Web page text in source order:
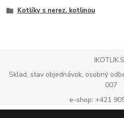
Kotlíky s nerez. kotlinou
Sklad, stav objednávok, osobný
007
e-shop: +421